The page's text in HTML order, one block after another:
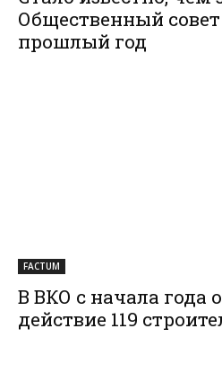
Общественный
прошлый год
FACTUM
В ВКО с начала года
действие 119